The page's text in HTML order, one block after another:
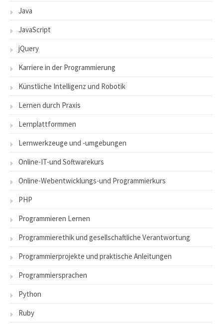
Java
JavaScript
jQuery
Karriere in der Programmierung
Künstliche Intelligenz und Robotik
Lernen durch Praxis
Lernplattformmen
Lernwerkzeuge und -umgebungen
Online-IT-und Softwarekurs
Online-Webentwicklungs-und Programmierkurs
PHP
Programmieren Lernen
Programmierethik und gesellschaftliche Verantwortung
Programmierprojekte und praktische Anleitungen
Programmiersprachen
Python
Ruby